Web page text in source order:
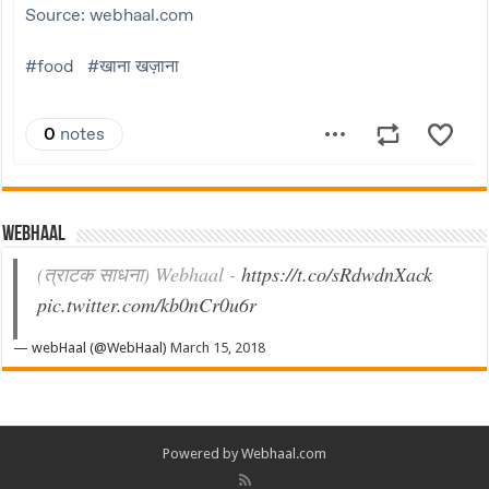
Webhaal
(त्राटक साधना) Webhaal -https://t.co/sRdwdnXack
pic.twitter.com/kb0nCr0u6r
— webHaal (@WebHaal)March 15, 2018
Powered by Webhaal.com